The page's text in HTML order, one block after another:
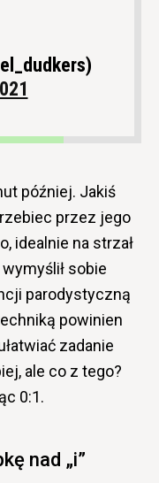
później. Jakiś
przez jego
idealnie na strzał
sobie
parodystyczną
powinien
zadanie
ale co z tego?
0:1.
nad „i”